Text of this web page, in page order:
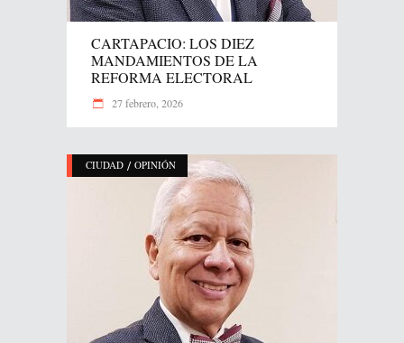
CARTAPACIO: LOS DIEZ
MANDAMIENTOS DE LA
REFORMA ELECTORAL
27 febrero, 2026
CIUDAD / OPINIÓN